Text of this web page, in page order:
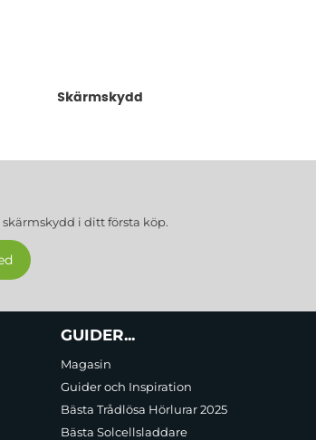
Skärmskydd
skärmskydd i ditt första köp.
GUIDER...
Magasin
Guider och Inspiration
Bästa Trådlösa Hörlurar 2025
Bästa Solcellsladdare